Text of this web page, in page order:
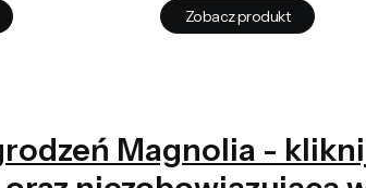
Zobacz produkt
Magnolia -